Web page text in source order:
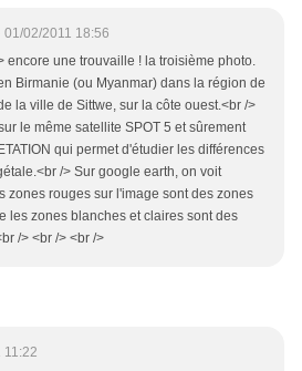
01/02/2011 18:56
encore une trouvaille ! la troisième photo.
Birmanie (ou Myanmar) dans la région de
la ville de Sittwe, sur la côte ouest.<br />
le même satellite SPOT 5 et sûrement
qui permet d'étudier les différences
/> Sur google earth, on voit
zones rouges sur l'image sont des zones
les zones blanches et claires sont des
/> <br /> <br />
11:22